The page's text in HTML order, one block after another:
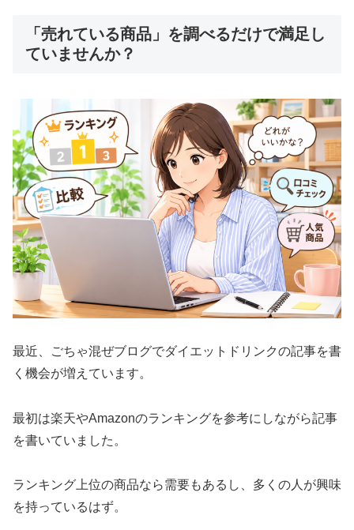
「売れている商品」を調べるだけで満足し
ていませんか？
最近、ごちゃ混ぜブログでダイエットドリンクの記事を書
く機会が増えています。
最初は楽天やAmazonのランキングを参考にしながら記事
を書いていました。
ランキング上位の商品なら需要もあるし、多くの人が興味
を持っているはず。